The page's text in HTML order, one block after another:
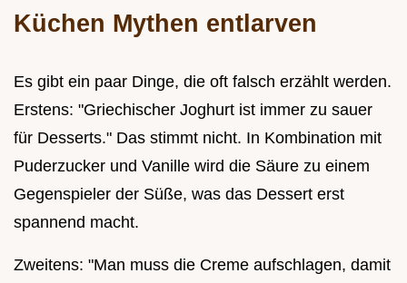
Küchen Mythen entlarven
Es gibt ein paar Dinge, die oft falsch erzählt werden.
Erstens: "Griechischer Joghurt ist immer zu sauer
für Desserts." Das stimmt nicht. In Kombination mit
Puderzucker und Vanille wird die Säure zu einem
Gegenspieler der Süße, was das Dessert erst
spannend macht.
Zweitens: "Man muss die Creme aufschlagen, damit